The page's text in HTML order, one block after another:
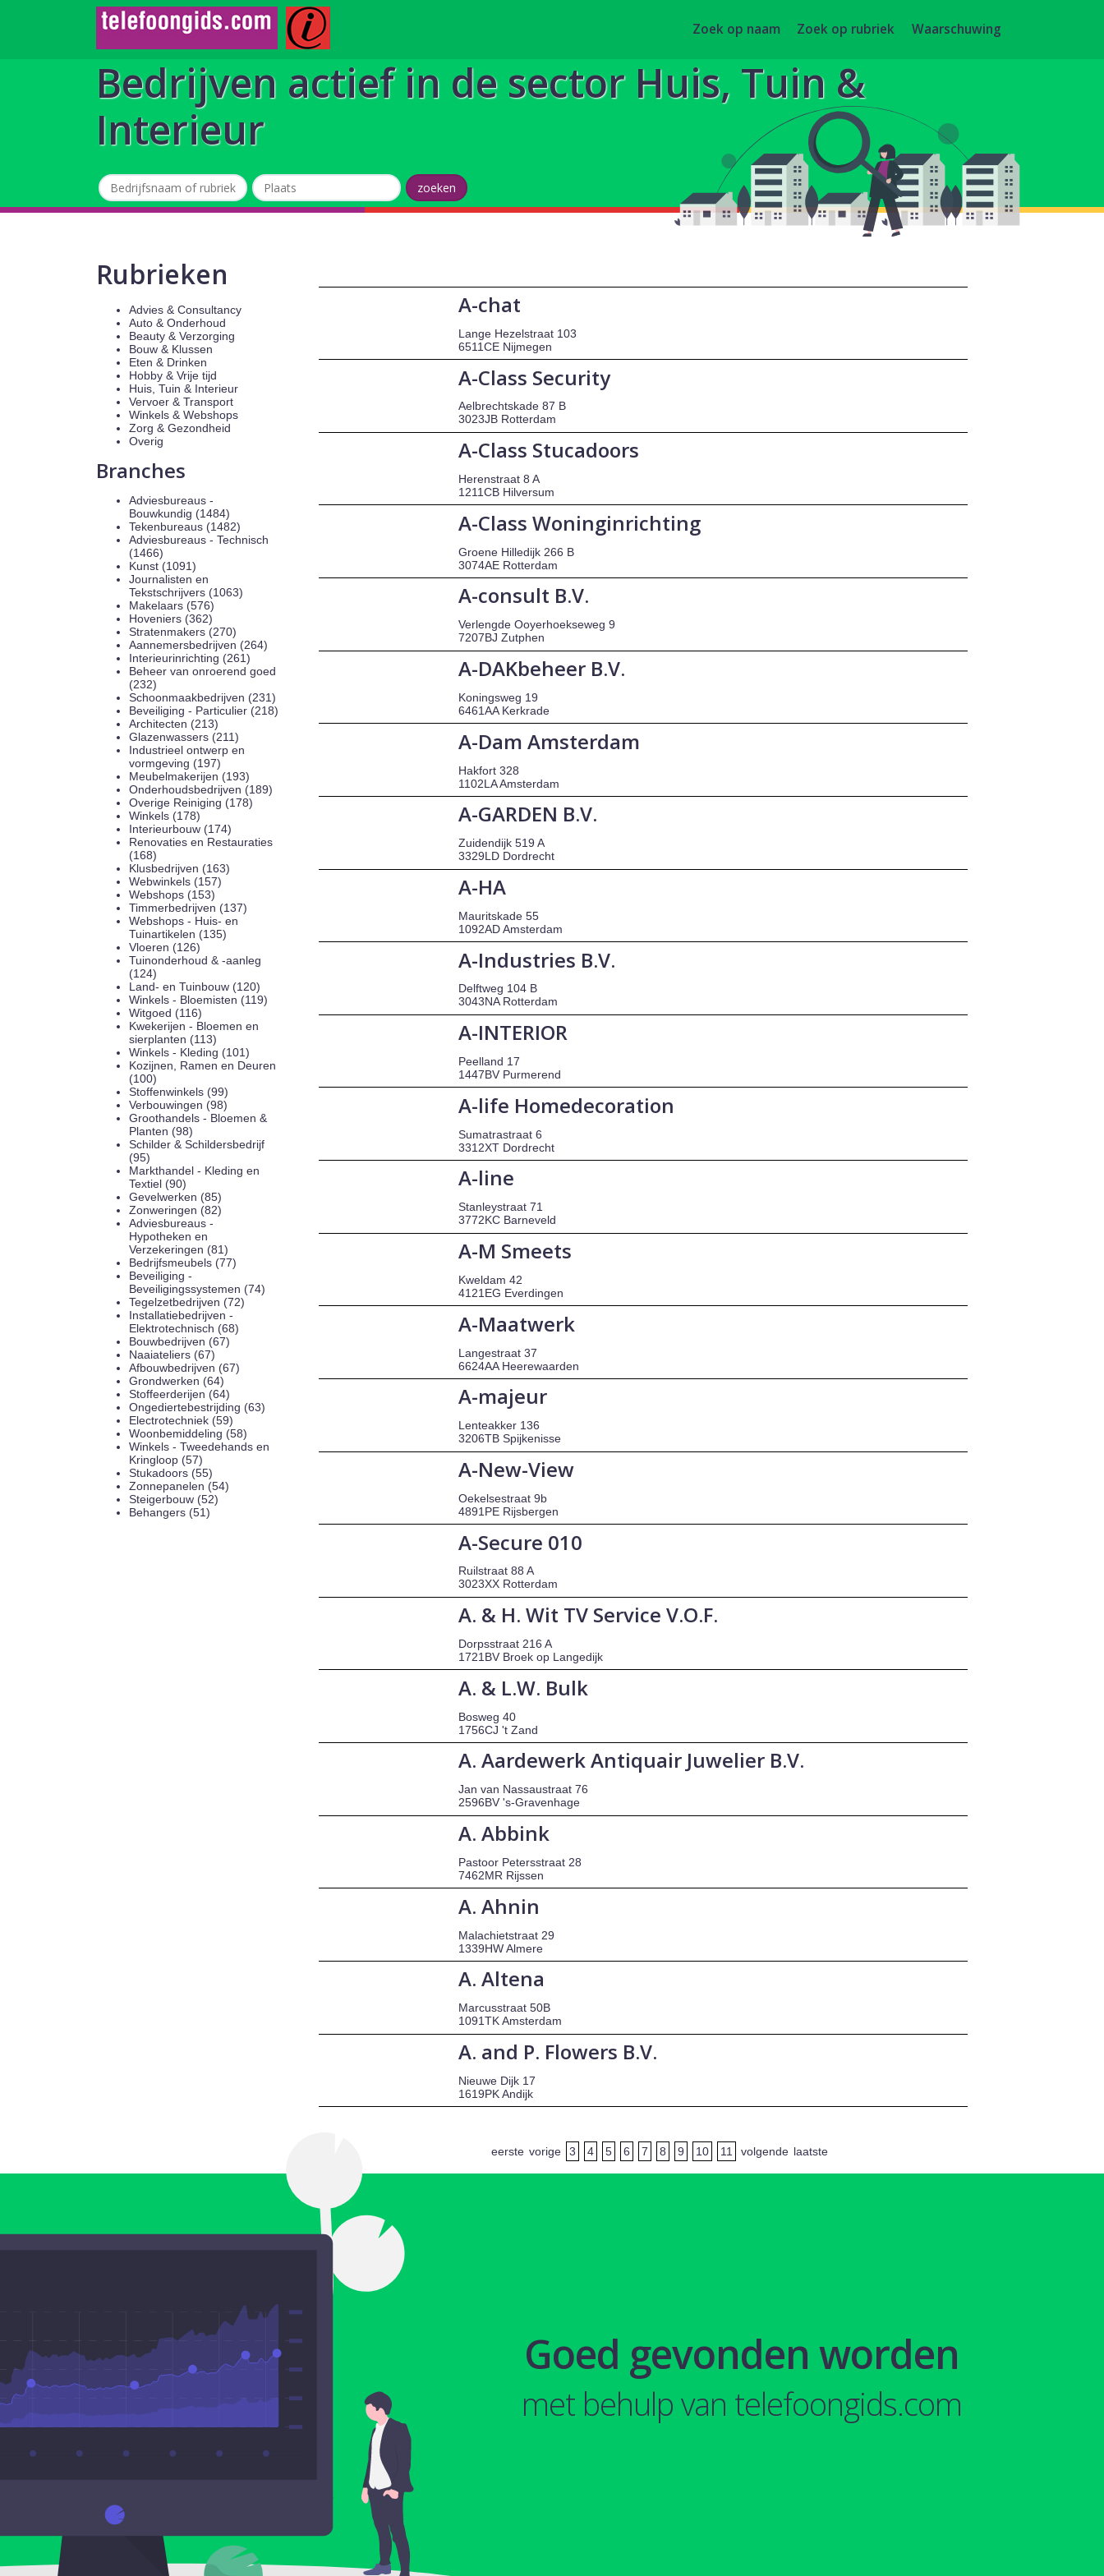
Zoek op naam Zoek op rubriek Waarschuwing
Bedrijven actief in de sector Huis, Tuin &
Interieur
Rubrieken
Advies & Consultancy
Auto & Onderhoud
Beauty & Verzorging
Bouw & Klussen
Eten & Drinken
Hobby & Vrije tijd
Huis, Tuin & Interieur
Vervoer & Transport
Winkels & Webshops
Zorg & Gezondheid
Overig
Branches
Adviesbureaus -
Bouwkundig (1484)
Tekenbureaus (1482)
Adviesbureaus - Technisch
(1466)
Kunst (1091)
Journalisten en
Tekstschrijvers (1063)
Makelaars (576)
Hoveniers (362)
Stratenmakers (270)
Aannemersbedrijven (264)
Interieurinrichting (261)
Beheer van onroerend goed
(232)
Schoonmaakbedrijven (231)
Beveiliging - Particulier (218)
Architecten (213)
Glazenwassers (211)
Industrieel ontwerp en
vormgeving (197)
Meubelmakerijen (193)
Onderhoudsbedrijven (189)
Overige Reiniging (178)
Winkels (178)
Interieurbouw (174)
Renovaties en Restauraties
(168)
Klusbedrijven (163)
Webwinkels (157)
Webshops (153)
Timmerbedrijven (137)
Webshops - Huis- en
Tuinartikelen (135)
Vloeren (126)
Tuinonderhoud & -aanleg
(124)
Land- en Tuinbouw (120)
Winkels - Bloemisten (119)
Witgoed (116)
Kwekerijen - Bloemen en
sierplanten (113)
Winkels - Kleding (101)
Kozijnen, Ramen en Deuren
(100)
Stoffenwinkels (99)
Verbouwingen (98)
Groothandels - Bloemen &
Planten (98)
Schilder & Schildersbedrijf
(95)
Markthandel - Kleding en
Textiel (90)
Gevelwerken (85)
Zonweringen (82)
Adviesbureaus -
Hypotheken en
Verzekeringen (81)
Bedrijfsmeubels (77)
Beveiliging -
Beveiligingssystemen (74)
Tegelzetbedrijven (72)
Installatiebedrijven -
Elektrotechnisch (68)
Bouwbedrijven (67)
Naaiateliers (67)
Afbouwbedrijven (67)
Grondwerken (64)
Stoffeerderijen (64)
Ongediertebestrijding (63)
Electrotechniek (59)
Woonbemiddeling (58)
Winkels - Tweedehands en
Kringloop (57)
Stukadoors (55)
Zonnepanelen (54)
Steigerbouw (52)
Behangers (51)
A-chat
Lange Hezelstraat 103
6511CE Nijmegen
A-Class Security
Aelbrechtskade 87 B
3023JB Rotterdam
A-Class Stucadoors
Herenstraat 8 A
1211CB Hilversum
A-Class Woninginrichting
Groene Hilledijk 266 B
3074AE Rotterdam
A-consult B.V.
Verlengde Ooyerhoekseweg 9
7207BJ Zutphen
A-DAKbeheer B.V.
Koningsweg 19
6461AA Kerkrade
A-Dam Amsterdam
Hakfort 328
1102LA Amsterdam
A-GARDEN B.V.
Zuidendijk 519 A
3329LD Dordrecht
A-HA
Mauritskade 55
1092AD Amsterdam
A-Industries B.V.
Delftweg 104 B
3043NA Rotterdam
A-INTERIOR
Peelland 17
1447BV Purmerend
A-life Homedecoration
Sumatrastraat 6
3312XT Dordrecht
A-line
Stanleystraat 71
3772KC Barneveld
A-M Smeets
Kweldam 42
4121EG Everdingen
A-Maatwerk
Langestraat 37
6624AA Heerewaarden
A-majeur
Lenteakker 136
3206TB Spijkenisse
A-New-View
Oekelsestraat 9b
4891PE Rijsbergen
A-Secure 010
Ruilstraat 88 A
3023XX Rotterdam
A. & H. Wit TV Service V.O.F.
Dorpsstraat 216 A
1721BV Broek op Langedijk
A. & L.W. Bulk
Bosweg 40
1756CJ 't Zand
A. Aardewerk Antiquair Juwelier B.V.
Jan van Nassaustraat 76
2596BV 's-Gravenhage
A. Abbink
Pastoor Petersstraat 28
7462MR Rijssen
A. Ahnin
Malachietstraat 29
1339HW Almere
A. Altena
Marcusstraat 50B
1091TK Amsterdam
A. and P. Flowers B.V.
Nieuwe Dijk 17
1619PK Andijk
eerste vorige 3 4 5 6 7 8 9 10 11 volgende laatste
Goed gevonden worden
met behulp van telefoongids.com